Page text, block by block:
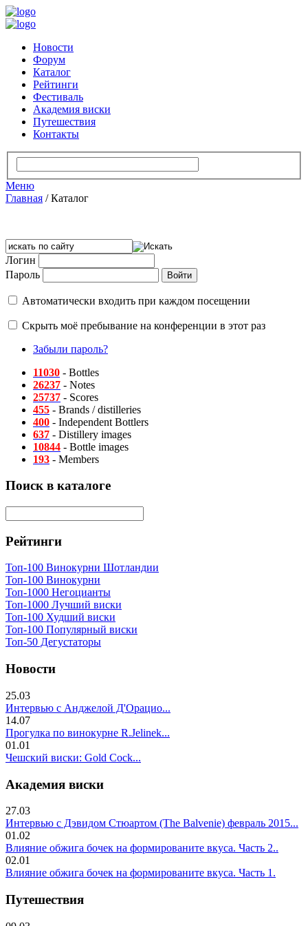
Новости
Форум
Каталог
Рейтинги
Фестиваль
Академия виски
Путешествия
Контакты
Меню
Главная /Каталог
Логин
Пароль
Автоматически входить при каждом посещении
Скрыть моё пребывание на конференции в этот раз
Забыли пароль?
11030 - Bottles
26237 - Notes
25737 - Scores
455 - Brands / distilleries
400 - Independent Bottlers
637 - Distillery images
10844 - Bottle images
193 - Members
Поиск в каталоге
Рейтинги
Топ-100 Винокурни Шотландии
Топ-100 Винокурни
Топ-1000 Негоцианты
Топ-1000 Лучший виски
Топ-100 Худший виски
Топ-100 Популярный виски
Топ-50 Дегустаторы
Новости
25.03
Интервью с Анджелой Д'Орацио...
14.07
Прогулка по винокурне R.Jelinek...
01.01
Чешский виски: Gold Cock...
Академия виски
27.03
Интервью с Дэвидом Стюартом (The Balvenie) февраль 2015...
01.02
Влияние обжига бочек на формированите вкуса. Часть 2..
02.01
Влияние обжига бочек на формированите вкуса. Часть 1.
Путешествия